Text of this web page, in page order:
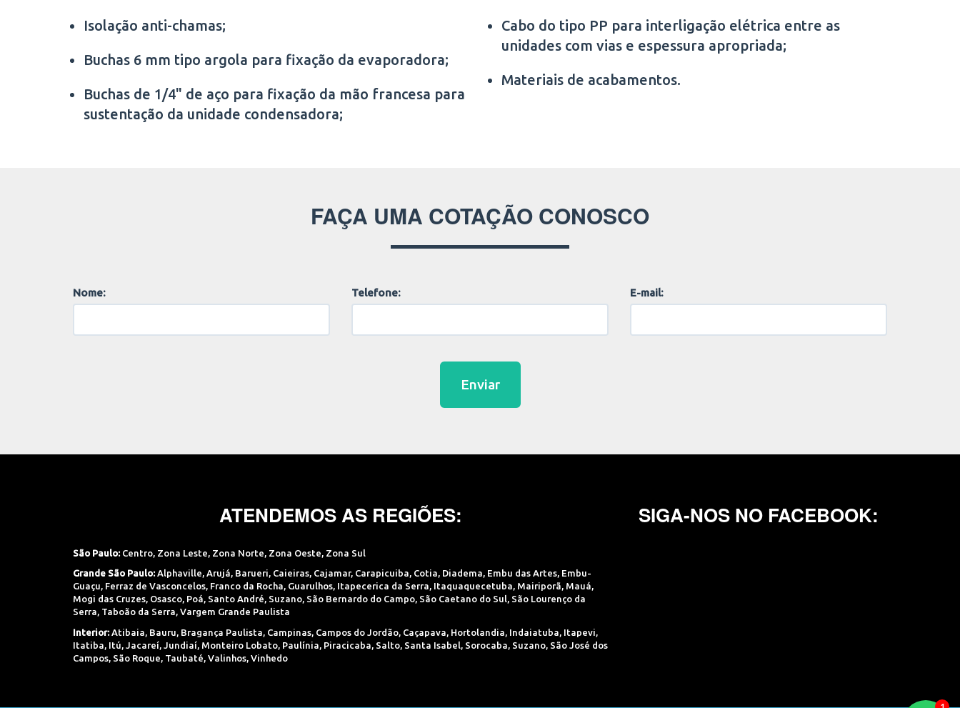
Isolação anti-chamas;
Buchas 6 mm tipo argola para fixação da evaporadora;
Buchas de 1/4" de aço para fixação da mão francesa para
sustentação da unidade condensadora;
Cabo do tipo PP para interligação elétrica entre as
unidades com vias e espessura apropriada;
Materiais de acabamentos.
FAÇA UMA COTAÇÃO CONOSCO
Nome: Telefone: E-mail:
Enviar
ATENDEMOS AS REGIÕES:
São Paulo: Centro Zona Leste Zona Norte Zona Oeste Zona Sul
Grande São Paulo: Alphaville, Arujá, Barueri, Caieiras, Cajamar, Carapicuiba, Cotia, Diadema, Embu das Artes, Embu-
Guaçu, Ferraz de Vasconcelos, Franco da Rocha, Guarulhos, Itapecerica da Serra, Itaquaquecetuba, Mairiporã, Mauá,
Mogi das Cruzes, Osasco, Poá, Santo André, Suzano, São Bernardo do Campo, São Caetano do Sul, São Lourenço da
Serra, Taboão da Serra, Vargem Grande Paulista
Interior: Atibaia Bauru Bragança Paulista Campinas Campos do Jordão Caçapava Hortolandia Indaiatuba Itapevi
Itatiba Itú Jacareí Jundiaí Monteiro Lobato Paulínia Piracicaba Salto Santa Isabel Sorocaba Suzano São José dos
Campos São Roque Taubaté Valinhos Vinhedo
SIGA-NOS NO FACEBOOK: